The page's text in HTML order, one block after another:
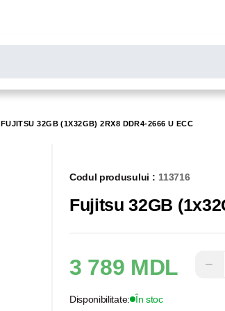
FUJITSU 32GB (1X32GB) 2RX8 DDR4-2666 U ECC
Codul produsului : 113716
Fujitsu 32GB
3 789 MDL −
Disponibilitate: În stoc